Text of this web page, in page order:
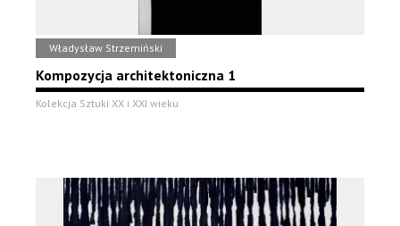
Władysław Strzemiński
Kompozycja architektoniczna 1
Kolekcja Sztuki XX i XXI wieku